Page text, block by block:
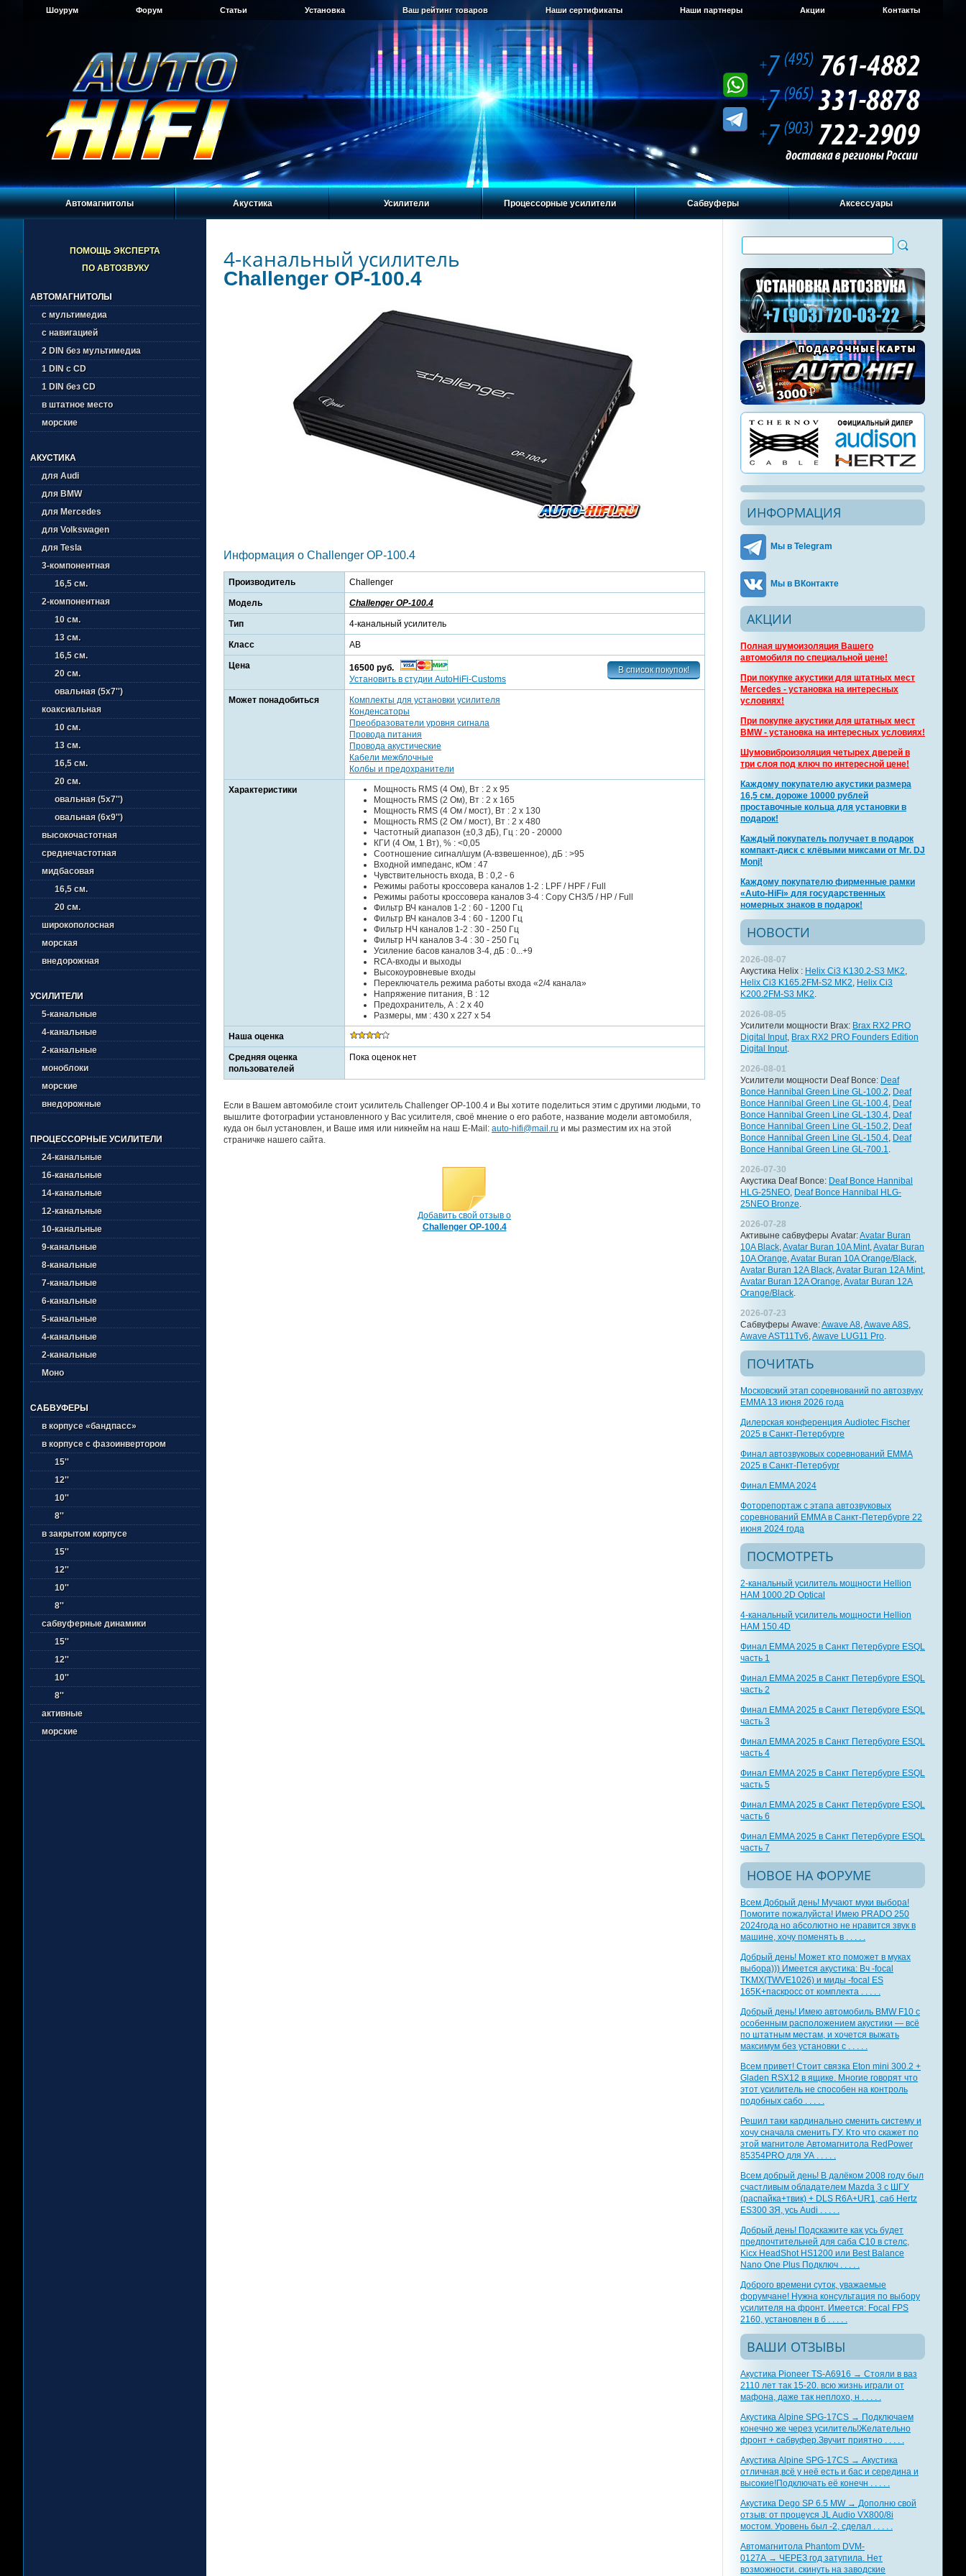
Шоурум Форум Статьи Установка Ваш рейтинг товаров Наши сертификаты Наши партнеры Акции Контакты
Автомагнитолы Акустика Усилители Процессорные усилители Сабвуферы Аксессуары
ПОМОЩЬ ЭКСПЕРТА
ПО АВТОЗВУКУ
АВТОМАГНИТОЛЫ
с мультимедиа
с навигацией
2 DIN без мультимедиа
1 DIN с CD
1 DIN без CD
в штатное место
морские
АКУСТИКА
для Audi
для BMW
для Mercedes
для Volkswagen
для Tesla
3-компонентная
16,5 см.
2-компонентная
10 см.
13 см.
16,5 см.
20 см.
овальная (5х7'')
коаксиальная
10 см.
13 см.
16,5 см.
20 см.
овальная (5х7'')
овальная (6х9'')
высокочастотная
среднечастотная
мидбасовая
16,5 см.
20 см.
широкополосная
морская
внедорожная
УСИЛИТЕЛИ
5-канальные
4-канальные
2-канальные
моноблоки
морские
внедорожные
ПРОЦЕССОРНЫЕ УСИЛИТЕЛИ
24-канальные
16-канальные
14-канальные
12-канальные
10-канальные
9-канальные
8-канальные
7-канальные
6-канальные
5-канальные
4-канальные
2-канальные
Моно
САБВУФЕРЫ
в корпусе «бандпасс»
в корпусе с фазоинвертором
15''
12''
10''
8''
в закрытом корпусе
15''
12''
10''
8''
сабвуферные динамики
15''
12''
10''
8''
активные
морские
4-канальный усилитель
Challenger OP-100.4
Информация о Challenger OP-100.4
Производитель Challenger
Модель Challenger OP-100.4
Тип 4-канальный усилитель
Класс AB
Цена
16500 руб.
Установить в студии AutoHiFi-Customs
Может понадобиться
Комплекты для установки усилителя
Конденсаторы
Преобразователи уровня сигнала
Провода питания
Провода акустические
Кабели межблочные
Колбы и предохранители
Характеристики
Мощность RMS (4 Ом), Вт : 2 x 95
Мощность RMS (2 Ом), Вт : 2 x 165
Мощность RMS (4 Ом / мост), Вт : 2 x 130
Мощность RMS (2 Ом / мост), Вт : 2 x 480
Частотный диапазон (±0,3 дБ), Гц : 20 - 20000
КГИ (4 Ом, 1 Вт), % : <0,05
Соотношение сигнал/шум (A-взвешенное), дБ : >95
Входной импеданс, кОм : 47
Чувствительность входа, В : 0,2 - 6
Режимы работы кроссовера каналов 1-2 : LPF / HPF / Full
Режимы работы кроссовера каналов 3-4 : Copy CH3/5 / HP / Full
Фильтр ВЧ каналов 1-2 : 60 - 1200 Гц
Фильтр ВЧ каналов 3-4 : 60 - 1200 Гц
Фильтр НЧ каналов 1-2 : 30 - 250 Гц
Фильтр НЧ каналов 3-4 : 30 - 250 Гц
Усиление басов каналов 3-4, дБ : 0...+9
RCA-входы и выходы
Высокоуровневые входы
Переключатель режима работы входа «2/4 канала»
Напряжение питания, В : 12
Предохранитель, А : 2 x 40
Размеры, мм : 430 x 227 x 54
Наша оценка
Средняя оценка
пользователей
Пока оценок нет
Если в Вашем автомобиле стоит усилитель Challenger OP-100.4 и Вы хотите поделиться этим с другими людьми, то
вышлите фотографии установленного у Вас усилителя, своё мнение о его работе, название модели автомобиля,
куда он был установлен, и Ваше имя или никнейм на наш E-Mail: auto-hifi@mail.ru и мы разместим их на этой
страничке нашего сайта.
Добавить свой отзыв о
Challenger OP-100.4
ИНФОРМАЦИЯ
Мы в Telegram
Мы в ВКонтакте
АКЦИИ
Полная шумоизоляция Вашего
автомобиля по специальной цене!
При покупке акустики для штатных мест
Mercedes - установка на интересных
условиях!
При покупке акустики для штатных мест
BMW - установка на интересных условиях!
Шумовиброизоляция четырех дверей в
три слоя под ключ по интересной цене!
Каждому покупателю акустики размера
16,5 см. дороже 10000 рублей
проставочные кольца для установки в
подарок!
Каждый покупатель получает в подарок
компакт-диск с клёвыми миксами от Mr. DJ
Monj!
Каждому покупателю фирменные рамки
«Auto-HiFi» для государственных
номерных знаков в подарок!
НОВОСТИ
2026-08-07
Акустика Helix : Helix Ci3 K130.2-S3 MK2,
Helix Ci3 K165.2FM-S2 MK2, Helix Ci3
K200.2FM-S3 MK2.
2026-08-05
Усилители мощности Brax: Brax RX2 PRO
Digital Input, Brax RX2 PRO Founders Edition
Digital Input.
2026-08-01
Усилители мощности Deaf Bonce: Deaf
Bonce Hannibal Green Line GL-100.2, Deaf
Bonce Hannibal Green Line GL-100.4, Deaf
Bonce Hannibal Green Line GL-130.4, Deaf
Bonce Hannibal Green Line GL-150.2, Deaf
Bonce Hannibal Green Line GL-150.4, Deaf
Bonce Hannibal Green Line GL-700.1.
2026-07-30
Акустика Deaf Bonce: Deaf Bonce Hannibal
HLG-25NEO, Deaf Bonce Hannibal HLG-
25NEO Bronze.
2026-07-28
Активыне сабвуферы Avatar:Avatar Buran
10A Black,Avatar Buran 10A Mint,Avatar Buran
10A Orange,Avatar Buran 10A Orange/Black,
Avatar Buran 12A Black,Avatar Buran 12A Mint,
Avatar Buran 12A Orange,Avatar Buran 12A
Orange/Black.
2026-07-23
Сабвуферы Awave:Awave A8,Awave A8S,
Awave AST11Tv6,Awave LUG11 Pro.
ПОЧИТАТЬ
Московский этап соревнований по автозвуку
EMMA 13 июня 2026 года
Дилерская конференция Audiotec Fischer
2025 в Санкт-Петербурге
Финал автозвуковых соревнований EMMA
2025 в Санкт-Петербург
Финал EMMA 2024
Фоторепортаж с этапа автозвуковых
соревнований EMMA в Санкт-Петербурге 22
июня 2024 года
ПОСМОТРЕТЬ
2-канальный усилитель мощности Hellion
HAM 1000.2D Optical
4-канальный усилитель мощности Hellion
HAM 150.4D
Финал EMMA 2025 в Санкт Петербурге ESQL
часть 1
Финал EMMA 2025 в Санкт Петербурге ESQL
часть 2
Финал EMMA 2025 в Санкт Петербурге ESQL
часть 3
Финал EMMA 2025 в Санкт Петербурге ESQL
часть 4
Финал EMMA 2025 в Санкт Петербурге ESQL
часть 5
Финал EMMA 2025 в Санкт Петербурге ESQL
часть 6
Финал EMMA 2025 в Санкт Петербурге ESQL
часть 7
НОВОЕ НА ФОРУМЕ
Всем Добрый день! Мучают муки выбора!
Помогите пожалуйста! Имею PRADO 250
2024года но абсолютно не нравится звук в
машине, хочу поменять в . . . . .
Добрый день! Может кто поможет в муках
выбора))) Имеется акустика: Вч -focal
TKMX(TWVE1026) и миды -focal ES
165K+паскросс от комплекта . . . . .
Добрый день! Имею автомобиль BMW F10 с
особенным расположением акустики — всё
по штатным местам, и хочется выжать
максимум без установки с . . . . .
Всем привет! Стоит связка Eton mini 300.2 +
Gladen RSX12 в ящике. Многие говорят что
этот усилитель не способен на контроль
подобных сабо . . . . .
Решил таки кардинально сменить систему и
хочу сначала сменить ГУ. Кто что скажет по
этой магнитоле Автомагнитола RedPower
85354PRO для УА . . . . .
Всем добрый день! В далёком 2008 году был
счастливым обладателем Mazda 3 с ШГУ
(распайка+твик) + DLS R6A+UR1, саб Hertz
ES300 ЗЯ, усь Audi . . . . .
Добрый день! Подскажите как усь будет
предпочтительней для саба С10 в стелс,
Kicx HeadShot HS1200 или Best Balance
Nano One Plus Подключ . . . . .
Доброго времени суток, уважаемые
форумчане! Нужна консультация по выбору
усилителя на фронт. Имеется: Focal FPS
2160, установлен в б . . . . .
ВАШИ ОТЗЫВЫ
Акустика Pioneer TS-A6916 → Стояли в ваз
2110 лет так 15-20. всю жизнь играли от
мафона, даже так неплохо, н . . . . .
Акустика Alpine SPG-17CS → Подключаем
конечно же через усилитель!Желательно
фронт + сабвуфер.Звучит приятно . . . . .
Акустика Alpine SPG-17CS → Акустика
отличная,всё у неё есть и бас и середина и
высокие!Подключать её конечн . . . . .
Акустика Dego SP 6.5 MW → Дополню свой
отзыв: от процеуся JL Audio VX800/8i
мостом. Уровень был -2, сделал . . . . .
Автомагнитола Phantom DVM-
0127A → ЧЕРЕЗ год затупила. Нет
возможности. скинуть на заводские